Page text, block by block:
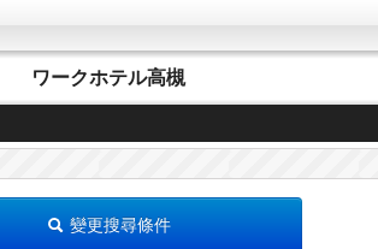
ワークホテル高槻
變更搜尋條件